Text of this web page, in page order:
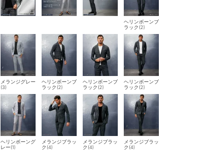
ヘリンボーンブ
ラック(2)
メランジグレー
(3)
ヘリンボーンブ
ラック(2)
ヘリンボーンブ
ラック(2)
ヘリンボーンブ
ラック(2)
ヘリンボーング
レー(1)
メランジブラッ
ク(4)
メランジブラッ
ク(4)
メランジブラッ
ク(4)